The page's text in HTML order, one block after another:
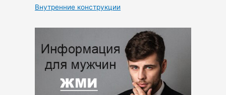
Внутренние конструкции